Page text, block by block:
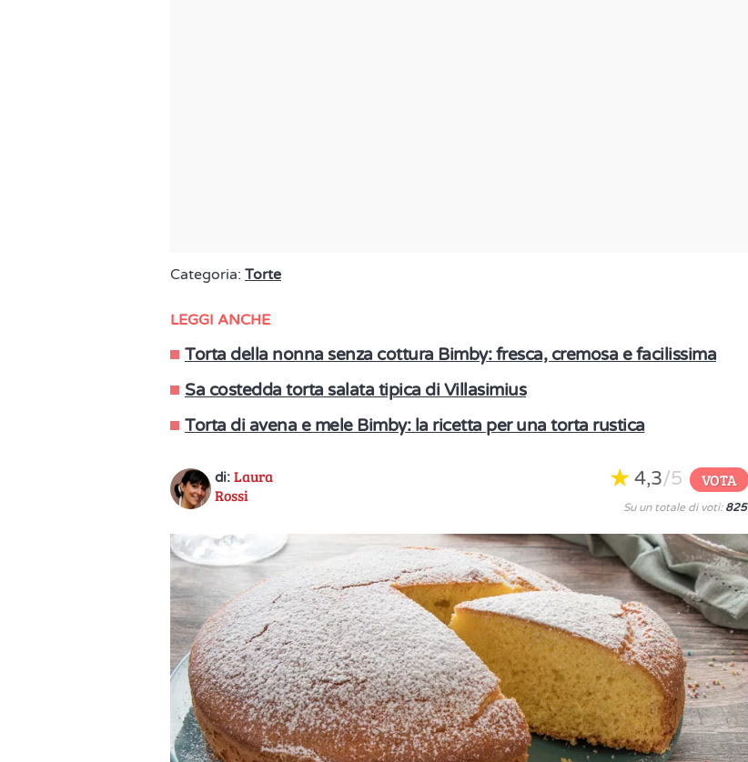
Categoria: Torte
LEGGI ANCHE
Torta della nonna senza cottura Bimby: fresca, cremosa e facilissima
Sa costedda torta salata tipica di Villasimius
Torta di avena e mele Bimby: la ricetta per una torta rustica
di: Laura
Rossi
4,3/5 VOTA
Su un totale di voti: 825